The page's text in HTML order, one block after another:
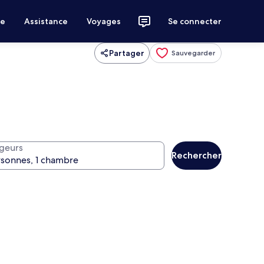
Assistance Voyages Se connecter
Partager Sauvegarder
Rechercher